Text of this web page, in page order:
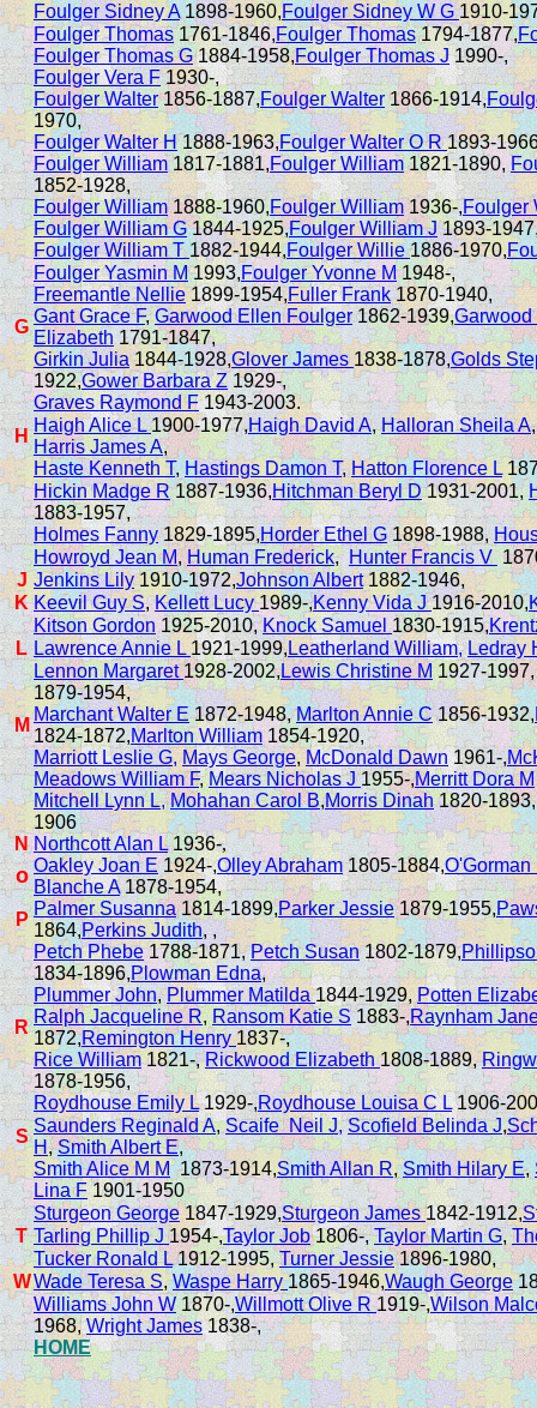
Foulger Sidney A1898-1960,Foulger Sidney W G1910-
Foulger Thomas1761-1846,Foulger Thomas1794-1877,
Foulger Thomas G1884-1958,Foulger Thomas J1990-,
Foulger Vera F1930-,
Foulger Walter1856-1887,Foulger Walter1866-1914,
1970,
Foulger Walter H1888-1963,Foulger Walter O R1893-
Foulger William1817-1881,Foulger William1821-1890,
1852-1928,
Foulger William1888-1960,Foulger William1936-,Foulger
Foulger William G1844-1925,Foulger William J1893-
Foulger William T1882-1944,Foulger Willie1886-1970,
Foulger Yasmin M1993,Foulger Yvonne M1948-,
Freemantle Nellie1899-1954,Fuller Frank1870-1940,
G
Gant Grace F,Garwood Ellen Foulger1862-1939,
Elizabeth 1791-1847,
Girkin Julia1844-1928,Glover James1838-1878,Golds
1922,Gower Barbara Z1929-,
Graves Raymond F1943-2003.
H
Haigh Alice L1900-1977,Haigh David A,Halloran Sheila A
Harris James A,
Haste Kenneth T, Hastings Damon T,Hatton Florence L
Hickin Madge R1887-1936,Hitchman Beryl D1931-2001,
1883-1957,
Holmes Fanny1829-1895,Horder Ethel G1898-1988,
Howroyd Jean M,Human Frederick, Hunter Francis V
J Jenkins Lily1910-1972,Johnson Albert1882-1946,
K Keevil Guy S,Kellett Lucy1989-,Kenny Vida J1916-2010,
Kitson Gordon 1925-2010,Knock Samuel 1830-1915,
L Lawrence Annie L1921-1999,Leatherland William, Ledray
Lennon Margaret1928-2002,Lewis Christine M1927-
1879-1954,
M
Marchant Walter E1872-1948,Marlton Annie C1856-1932,
1824-1872,Marlton William1854-1920,
Marriott Leslie G, Mays George, McDonald Dawn1961-,
Meadows William F,Mears Nicholas J1955-,Merritt Dora M
Mitchell Lynn L, Mohahan Carol B,Morris Dinah1820-
1906
N Northcott Alan L1936-,
o Oakley Joan E1924-,Olley Abraham1805-1884,O'Gorman
Blanche A1878-1954,
P
Palmer Susanna1814-1899,Parker Jessie1879-1955,
1864,Perkins Judith, ,
Petch Phebe1788-1871,Petch Susan1802-1879,
1834-1896,Plowman Edna,
Plummer John,Plummer Matilda1844-1929, Potten
R
Ralph Jacqueline R, Ransom Katie S1883-,Raynham
1872,Remington Henry1837-,
Rice William1821-,Rickwood Elizabeth1808-1889,
1878-1956,
Roydhouse Emily L1929-,Roydhouse Louisa C L1906-
S
Saunders Reginald A,Scaife Neil J, Scofield Belinda J,
H,Smith Albert E,
Smith Alice M M1873-1914,Smith Allan R,Smith Hilary E,
Lina F1901-1950
Sturgeon George1847-1929,Sturgeon James1842-1912,
T Tarling Phillip J1954-,Taylor Job1806-,Taylor Martin G,
Tucker Ronald L1912-1995,Turner Jessie1896-1980,
WWade Teresa S,Waspe Harry1865-1946,Waugh George
Williams John W 1870-,Willmott Olive R1919-,Wilson
1968,Wright James1838-,
HOME